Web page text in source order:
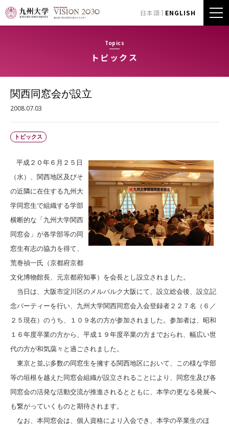
日本語 ENGLISH
Topics
トピックス
関西同窓会が設立
2008.07.03
トピックス
平成２０年６月２５日
（水）、関西地区及びそ
の近隣に在住する九州大
学同窓生で組織する学部
横断的な「九州大学関西
同窓会」が各学部等の同
窓生有志の協力を得て、
荒巻禎一氏（京都府京都
文化博物館長、元京都府知事）を会長とし設立されました。
当日は、大阪市淀川区のメルパルク大阪にて、設立総会後、設立記
念パーティーを行い、九州大学関西同窓会入会登録者２２７名（６／
２５現在）のうち、１０９名の方が参加されました。参加者は、昭和
１６年度卒業の方から、平成１９年度卒業の方までおられ、幅広い世
代の方が和気藹々と過ごされました。
東京と並ぶ多数の同窓生を擁する関西地区において、この様な学部
等の垣根を越えた同窓会組織が設立されることにより、同窓生及び各
同窓会の活発な活動交流が推進されるとともに、本学の更なる発展へ
も繋がっていくものと期待されます。
なお、本同窓会は、個人資格により入会でき、本学の卒業生のほ